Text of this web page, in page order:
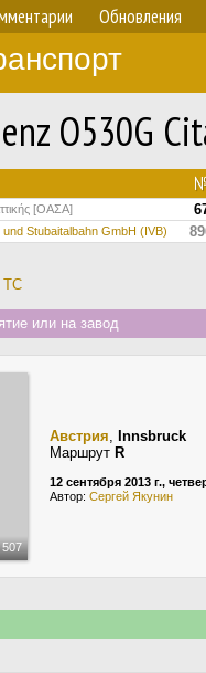
Обновления
O530G
[ΟΑΣΑ]
Stubaitalbahn GmbH (IVB)
ТС
или на завод
507
Австрия, Innsbruck
Маршрут R
12 сентября 2013 г.,
Автор: Сергей Якунин